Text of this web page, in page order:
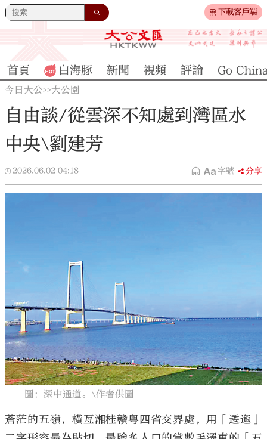
下載客戶端
大公文匯
首頁 白海豚 新聞 視頻 評論 Go
今日大公>>大公園
自由談/從雲深不知處到灣區水
中央\劉建芳
2026.06.02 04:18 字號 分享
圖：深中通道。\作者供圖
蒼茫的五嶺，橫亙湘桂贛粵四省交界處，用「逶迤」